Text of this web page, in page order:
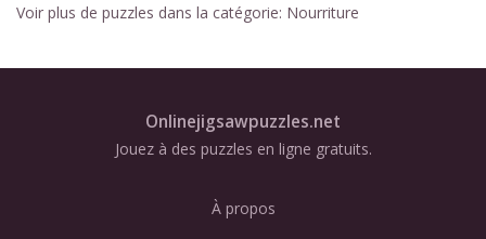
Voir plus de puzzles dans la catégorie: Nourriture
Onlinejigsawpuzzles.net
Jouez à des puzzles en ligne gratuits.
À propos